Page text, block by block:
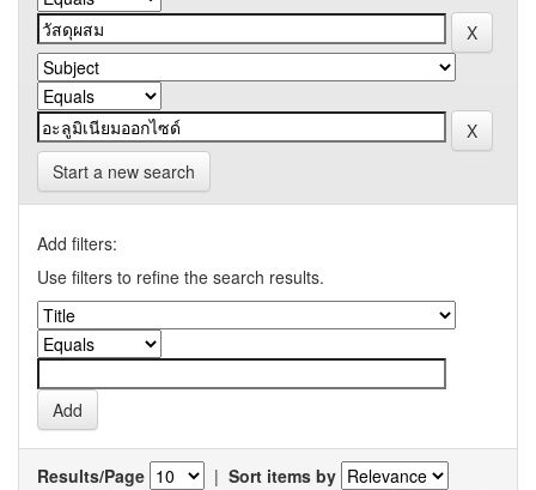
Start a new search
Add filters:
Use filters to refine the search results.
Results/Page | Sort items by